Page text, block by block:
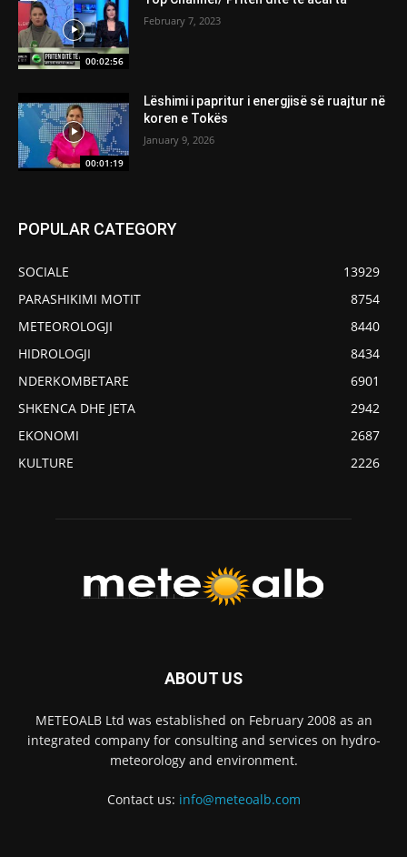
00:02:56
February 7, 2023
00:01:19
Lëshimi i papritur i energjisë së ruajtur në
koren e Tokës
January 9, 2026
POPULAR CATEGORY
SOCIALE
13929
PARASHIKIMI MOTIT
8754
METEOROLOGJI
8440
HIDROLOGJI
8434
NDERKOMBETARE
6901
SHKENCA DHE JETA
2942
EKONOMI
2687
KULTURE
2226
ABOUT US
METEOALB Ltd was established on February 2008 as an
integrated company for consulting and services on hydro-
meteorology and environment.
Contact us: info@meteoalb.com